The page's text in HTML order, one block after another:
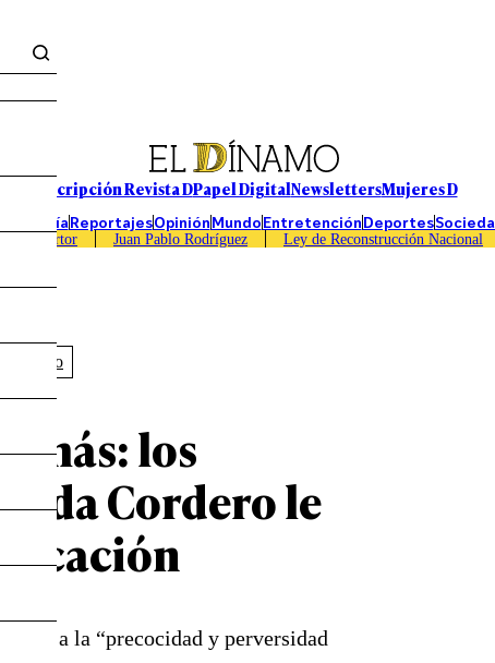
Suscripción Revista DPapel DigitalNewslettersMujeres D
EconomíaReportajesOpiniónMundoEntretenciónDeportes
Caso Sartor Juan Pablo Rodríguez Ley de Reconstrucción Nacional
Cordero
más: los
Cordero le
a la “precocidad y perversidad